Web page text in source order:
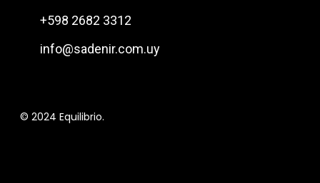
+598 2682 3312
info@sadenir.com.uy
© 2024 Equilibrio.